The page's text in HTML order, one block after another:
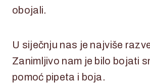
obojali.
U siječnju nas je najviše
Zanimljivo nam je bilo bojati
pomoć pipeta i boja.